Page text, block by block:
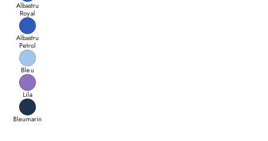
Albastru
Royal
Albastru
Petrol
Bleu
Lila
Bleumarin